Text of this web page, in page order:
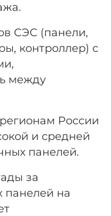
СЭС (панели,
контроллер) с
между
России
и средней
панелей.
за
панелей на